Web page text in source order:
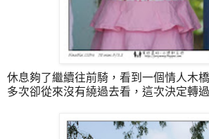
休息夠了繼續往前騎，看到一個情人木
多次卻從來沒有繞過去看，這次決定轉